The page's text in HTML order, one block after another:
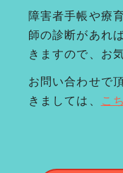
障害者手帳や療
師の診断があれ
きますので、お
お問い合わせで
きましては、
こ